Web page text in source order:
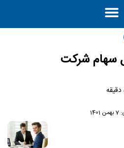
سهام شرکت
دقیقه